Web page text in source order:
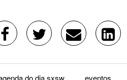
do dia sxsw eventos